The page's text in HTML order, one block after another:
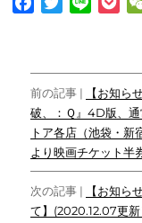
b
o
o
k
t
e
r
e
投
稿
ナ
ビ
ゲ
前の記事 |
【お知ら
破、：Ｑ』4D版、
トア各店（池袋・新
より映画チケット半
次の記事 |
【お知ら
て】(2020.12.07更新